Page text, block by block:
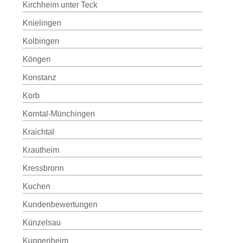
Kirchheim unter Teck
Knielingen
Kolbingen
Köngen
Konstanz
Korb
Korntal-Münchingen
Kraichtal
Krautheim
Kressbronn
Kuchen
Kundenbewertungen
Künzelsau
Kuppenheim